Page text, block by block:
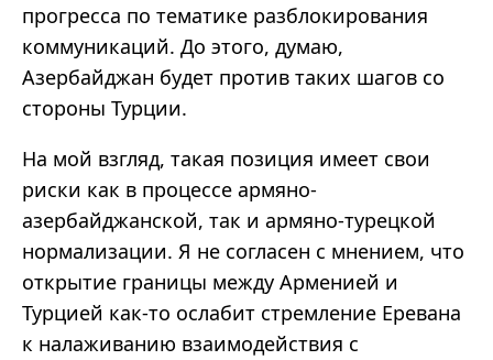
прогресса по тематике разблокирования
коммуникаций. До этого, думаю,
Азербайджан будет против таких шагов со
стороны Турции.
На мой взгляд, такая позиция имеет свои
риски как в процессе армяно-
азербайджанской, так и армяно-турецкой
нормализации. Я не согласен с мнением, что
открытие границы между Арменией и
Турцией как-то ослабит стремление Еревана
к налаживанию взаимодействия с